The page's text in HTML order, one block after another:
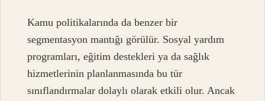
Kamu politikalarında da benzer bir
segmentasyon mantığı görülür. Sosyal yardım
programları, eğitim destekleri ya da sağlık
hizmetlerinin planlanmasında bu tür
sınıflandırmalar dolaylı olarak etkili olur. Ancak